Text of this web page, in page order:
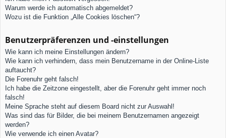
Warum werde ich automatisch abgemeldet?
Wozu ist die Funktion „Alle Cookies löschen“?
Benutzerpräferenzen und -einstellungen
Wie kann ich meine Einstellungen ändern?
Wie kann ich verhindern, dass mein Benutzername in der Online-Liste
auftaucht?
Die Forenuhr geht falsch!
Ich habe die Zeitzone eingestellt, aber die Forenuhr geht immer noch
falsch!
Meine Sprache steht auf diesem Board nicht zur Auswahl!
Was sind das für Bilder, die bei meinem Benutzernamen angezeigt
werden?
Wie verwende ich einen Avatar?